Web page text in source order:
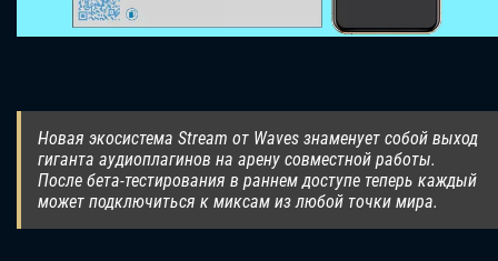
Новая экосистема Stream от Waves знаменует собой выход
гиганта аудиоплагинов на арену совместной работы.
После бета-тестирования в раннем доступе теперь каждый
может подключиться к миксам из любой точки мира.